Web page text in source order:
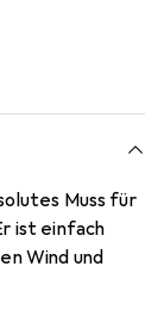
Muss für
ist einfach
Wind und